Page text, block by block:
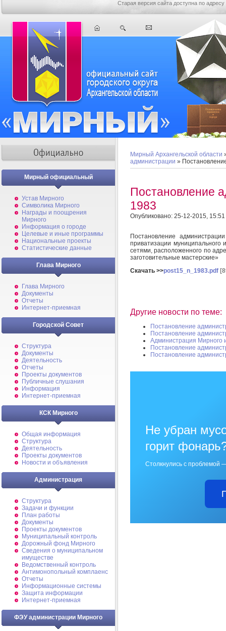
Старая версия сайта доступна по адресу
Мирный официальный
Устав Мирного
Символика Мирного
Награды и поощрения
Мирного
Информация о городе
Целевые и иные программы
Национальные проекты
Статистические данные
Глава Мирного
Глава Мирного
Документы
Отчеты
Интернет-приемная
Городской Совет
Структура
Документы
Деятельность
Отчеты
Проекты документов
Публичные слушания
Информация
Интернет-приемная
КСК Мирного
Общая информация
Структура
Деятельность
Проекты документов
Новости и объявления
Администрация
Структура
Задачи и функции
План работы
Документы
Проекты документов
Муниципальный контроль
Дорожный фонд Мирного
Cведения о муниципальном
имуществе
Ведомственный контроль
Антимонопольный комплаенс
Отчеты
Информационные системы
Защита информации
Интернет-приемная
ФЭУ администрации Мирного
Мирный Архангельской области
администрации »
Постановление
1983
Опубликовано: 25-12-2015, 15:51
Постановление
приватизации
сетями, расположенного по
заготовительные мастерские»
Скачать >>post15_n_1983.pdf
Другие новости по теме:
Постановление
Постановление
Администрация Мирного
Постановление
Постановление
Не убран
горит
Столкнулись с проблемой